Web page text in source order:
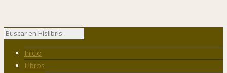
Inicio
Libros